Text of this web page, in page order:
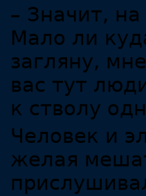
– Значит,
Мало ли
загляну,
вас тут
к стволу
Человек и
желая